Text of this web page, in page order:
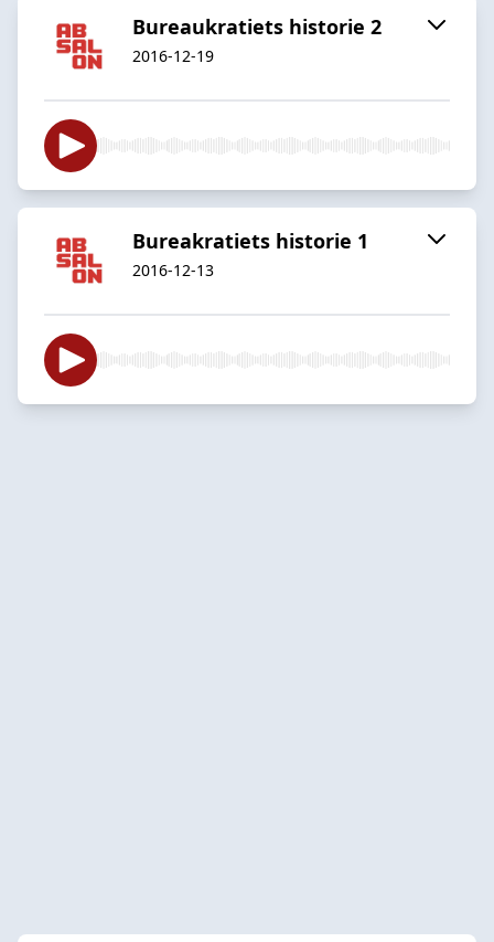
Bureaukratiets historie 2
2016-12-19
Bureakratiets historie 1
2016-12-13